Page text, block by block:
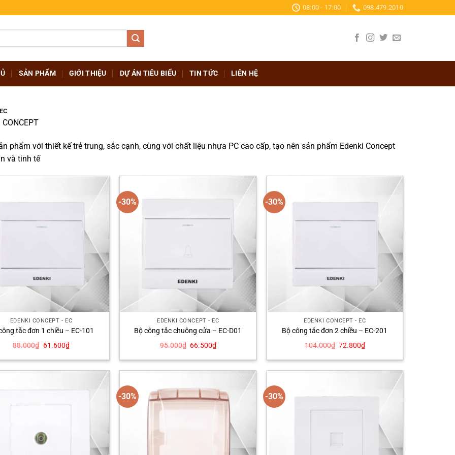
08:00 - 17:00 098.479.2010
SẢN PHẨM GIỚI THIỆU DỰ ÁN TIÊU BIỂU TIN TỨC LIÊN HỆ
CONCEPT
phẩm với thiết kế trẻ trung, sắc cạnh, cùng với chất liệu nhựa PC cao cấp, tạo nên sản phẩm Edenki Concept
và tinh tế
EDENKI CONCEPT - EC
tắc đơn 1 chiều – EC-101
88.000₫ Giá
là:
61.600₫Giá
tại
61.600₫.
-30%
EDENKI CONCEPT - EC
Bộ công tắc chuông cửa – EC-D01
95.000₫ Giá
là:
66.500₫Giá
tại
66.500₫.
-30%
EDENKI CONCEPT - EC
Bộ công tắc đơn 2 chiều – EC-201
104.000₫ Giá
là:
72.800₫Giá
tại
72.800₫.
-30% -30%